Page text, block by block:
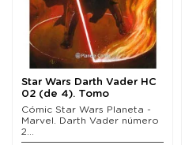
Star Wars Darth Vader HC
02 (de 4). Tomo
recopilatorio
Cómic Star Wars Planeta -
Marvel. Darth Vader número
2...